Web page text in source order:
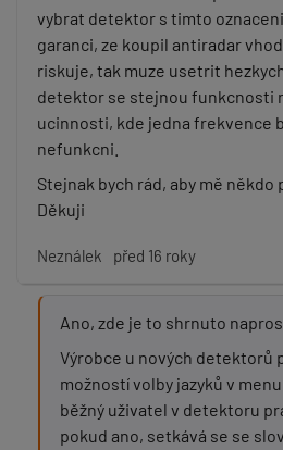
vybrat detektor s timto
garanci, ze koupil antiradar
riskuje, tak muze usetrit
detektor se stejnou funkcnosti
ucinnosti, kde jedna frekvence
nefunkcni.
Stejnak bych rád, aby mě někdo
Děkuji
Neználek před 16 roky
Ano, zde je to shrnuto
Výrobce u nových detektorů
možností volby jazyků v
běžný uživatel v detektoru
pokud ano, setkává se se